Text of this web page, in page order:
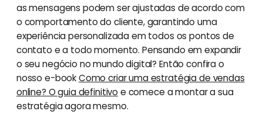
as mensagens podem ser ajustadas de acordo com
o comportamento do cliente, garantindo uma
experiência personalizada em todos os pontos de
contato e a todo momento. Pensando em expandir
o seu negócio no mundo digital? Então confira o
nosso e-bookComo criar uma estratégia de vendas
online? O guia definitivo e comece a montar a sua
estratégia agora mesmo.